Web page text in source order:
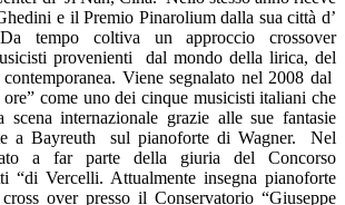
e il Premio Pinarolium dalla sua città d’
tempo coltiva un approccio crossover
provenienti dal mondo della lirica, del
Viene segnalato nel 2008 dal
come uno dei cinque musicisti italiani che
internazionale grazie alle sue fantasie
a Bayreuth sul pianoforte di Wagner. Nel
a far parte della giuria del Concorso
“di Vercelli. Attualmente insegna pianoforte
over presso il Conservatorio “Giuseppe